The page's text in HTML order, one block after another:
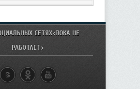
СЕТЯХ<ПОКА НЕ
РАБОТАЕТ>